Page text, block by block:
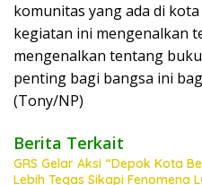
komunitas yang ada di
kegiatan ini mengenalkan
mengenalkan tentang
penting bagi bangsa ini
(Tony/NP)
Berita Terkait
GRS Gelar Aksi “Depok Kota
Lebih Tegas Sikapi Fenomena